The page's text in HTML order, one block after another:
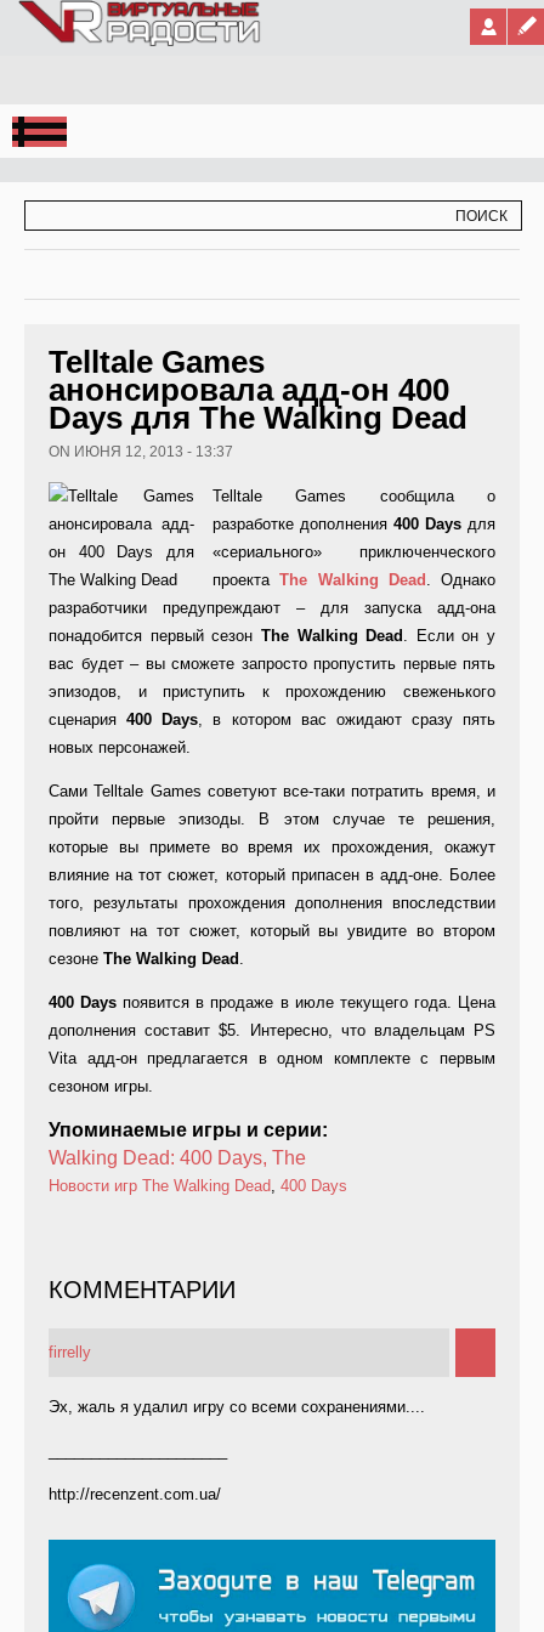
Jump to Navigation
Telltale Games
анонсировала адд-он 400
Days для The Walking Dead
ON ИЮНЯ 12, 2013 - 13:37
Telltale Games сообщила о
разработке дополнения 400 Days для
«сериального» приключенческого
проектаThe Walking Dead . Однако
разработчики предупреждают – для запуска адд-она
понадобится первый сезон The Walking Dead . Если он у
вас будет – вы сможете запросто пропустить первые пять
эпизодов, и приступить к прохождению свеженького
сценария400 Days, в котором вас ожидают сразу пять
новых персонажей.
Сами Telltale Games советуют все-таки потратить время, и
пройти первые эпизоды. В этом случае те решения,
которые вы примете во время их прохождения, окажут
влияние на тот сюжет, который припасен в адд-оне. Более
того, результаты прохождения дополнения впоследствии
повлияют на тот сюжет, который вы увидите во втором
сезоне The Walking Dead .
400 Days появится в продаже в июле текущего года. Цена
дополнения составит $5. Интересно, что владельцам PS
Vita адд-он предлагается в одном комплекте с первым
сезоном игры.
Упоминаемые игры и серии:
Walking Dead: 400 Days, The
Новости игр The Walking Dead, 400 Days
КОММЕНТАРИИ
firrelly
Эх, жаль я удалил игру со всеми сохранениями....
http://recenzent.com.ua/